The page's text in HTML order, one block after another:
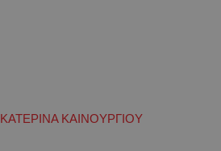
ΚΑΤΕΡΙΝΑ ΚΑΙΝΟΥΡΓΙΟΥ